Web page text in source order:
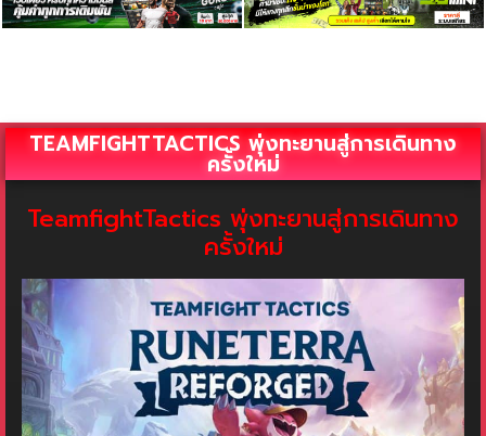
ครั้งใหม่
TeamfightTactics พุ่งทะยานสู่การเดินทาง
ครั้งใหม่